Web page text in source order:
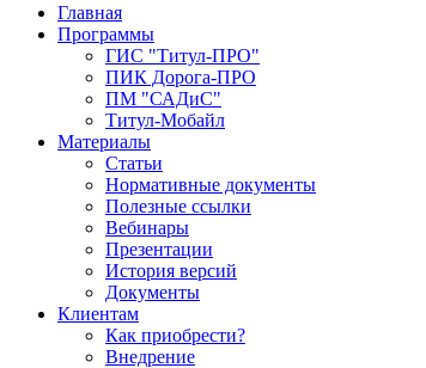
Главная
Программы
ГИС "Титул-ПРО"
ПИК Дорога-ПРО
ПМ "САДиС"
Титул-Мобайл
Материалы
Статьи
Нормативные документы
Полезные ссылки
Вебинары
Презентации
История версий
Документы
Клиентам
Как приобрести?
Внедрение